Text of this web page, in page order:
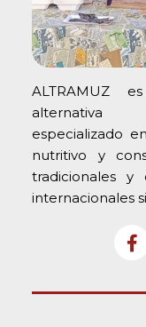
ALTRAMUZ
alternativa
especializado
nutritivo y
tradicionales y
internacionales